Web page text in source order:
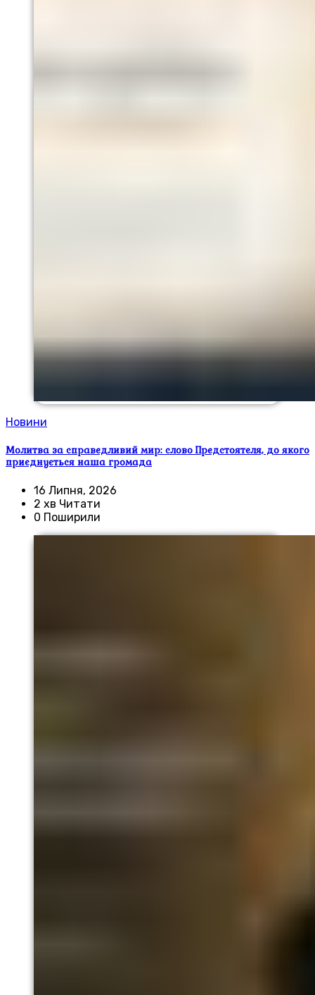
Новини
Молитва за справедливий мир: слово Предстоятеля, до якого
приєднується наша громада
16 Липня, 2026
2 хв Читати
0 Поширили